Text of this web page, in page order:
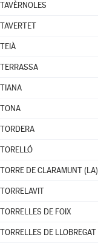
TAVÈRNOLES
TAVERTET
TEIÀ
TERRASSA
TIANA
TONA
TORDERA
TORELLÓ
TORRE DE CLARAMUNT (LA)
TORRELAVIT
TORRELLES DE FOIX
TORRELLES DE LLOBREGAT